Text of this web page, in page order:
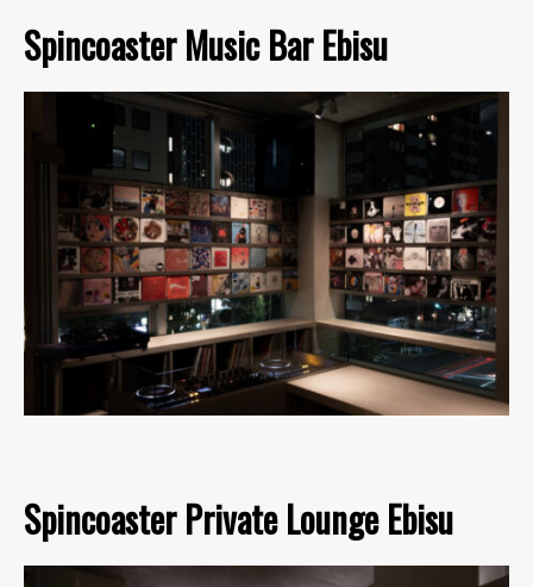
Spincoaster Music Bar Ebisu
Spincoaster Private Lounge Ebisu